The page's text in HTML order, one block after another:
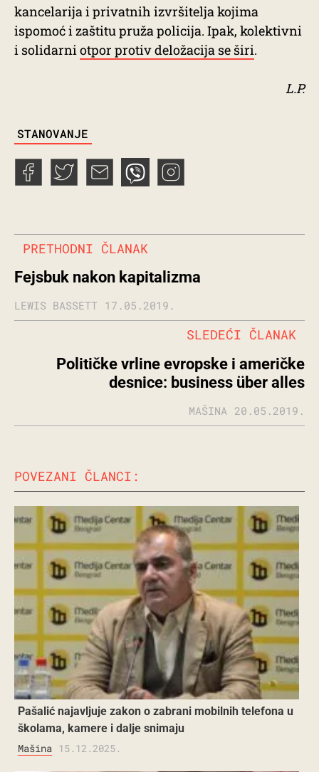
kancelarija i privatnih izvršitelja kojima
ispomoć i zaštitu pruža policija. Ipak, kolektivni
i solidarniotpor protiv deložacija se širi.
L.P.
STANOVANJE
PRETHODNI ČLANAK
Fejsbuk nakon kapitalizma
LEWIS BASSETT 17.05.2019.
Političke vrline evropske i američke
desnice: business über alles
SLEDEĆI ČLANAK
MAŠINA 20.05.2019.
POVEZANI ČLANCI:
Pašalić najavljuje zakon o zabrani mobilnih telefona u
školama, kamere i dalje snimaju
Mašina 15.12.2025.